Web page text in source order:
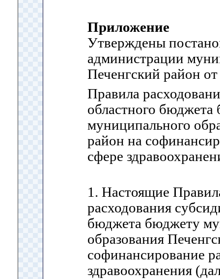
Приложение
Утверждены
администрации
Печенгский район
Правила
областного
муниципального
район на
сфере
1. Настоящие
расходования
бюджета бюджету
образования
софинансирование
здравоохранения